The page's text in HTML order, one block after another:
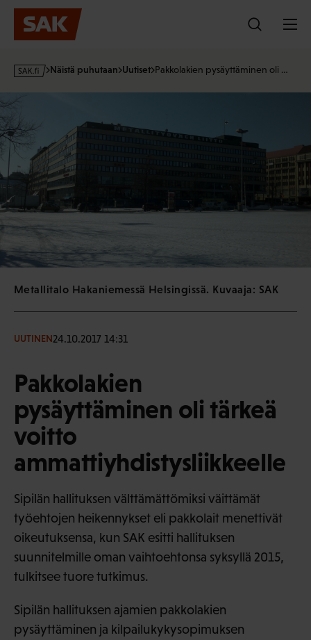
Hyppää
sisältöön
s
f
i
Näistä puhutaan Uutiset Pakkolakien pysäyttäminen oli …
Metallitalo Hakaniemessä Helsingissä. Kuvaaja: SAK
UUTINEN24.10.2017 14:31
Pakkolakien
pysäyttäminen oli tärkeä
voitto
ammattiyhdistysliikkeelle
Sipilän hallituksen välttämättömiksi väittämät
työehtojen heikennykset eli pakkolait menettivät
oikeutuksensa, kun SAK esitti hallituksen
suunnitelmille oman vaihtoehtonsa syksyllä 2015,
tulkitsee tuore tutkimus.
Sipilän hallituksen ajamien pakkolakien
pysäyttäminen ja kilpailukykysopimuksen